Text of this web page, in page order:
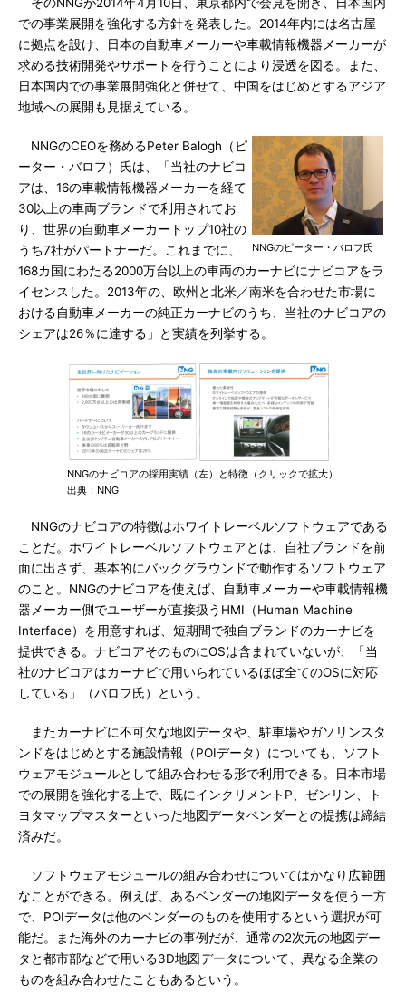
での事業展開を強化する方針を発表した。2014年内には名古屋
に拠点を設け、日本の自動車メーカーや車載情報機器メーカーが
求める技術開発やサポートを行うことにより浸透を図る。また、
日本国内での事業展開強化と併せて、中国をはじめとするアジア
地域への展開も見据えている。
NNGのピーター・バロフ氏
NNGのCEOを務めるPeter Balogh（ピ
ーター・バロフ）氏は、「当社のナビコ
アは、16の車載情報機器メーカーを経て
30以上の車両ブランドで利用されてお
り、世界の自動車メーカートップ10社の
うち7社がパートナーだ。これまでに、
168カ国にわたる2000万台以上の車両のカーナビにナビコアをラ
イセンスした。2013年の、欧州と北米／南米を合わせた市場に
おける自動車メーカーの純正カーナビのうち、当社のナビコアの
シェアは26％に達する」と実績を列挙する。
NNGのナビコアの採用実績（左）と特徴（クリックで拡大）
出典：NNG
NNGのナビコアの特徴はホワイトレーベルソフトウェアである
ことだ。ホワイトレーベルソフトウェアとは、自社ブランドを前
面に出さず、基本的にバックグラウンドで動作するソフトウェア
のこと。NNGのナビコアを使えば、自動車メーカーや車載情報機
器メーカー側でユーザーが直接扱うHMI（Human Machine
Interface）を用意すれば、短期間で独自ブランドのカーナビを
提供できる。ナビコアそのものにOSは含まれていないが、「当
社のナビコアはカーナビで用いられているほぼ全てのOSに対応
している」（バロフ氏）という。
またカーナビに不可欠な地図データや、駐車場やガソリンスタ
ンドをはじめとする施設情報（POIデータ）についても、ソフト
ウェアモジュールとして組み合わせる形で利用できる。日本市場
での展開を強化する上で、既にインクリメントP、ゼンリン、ト
ヨタマップマスターといった地図データベンダーとの提携は締結
済みだ。
ソフトウェアモジュールの組み合わせについてはかなり広範囲
なことができる。例えば、あるベンダーの地図データを使う一方
で、POIデータは他のベンダーのものを使用するという選択が可
能だ。また海外のカーナビの事例だが、通常の2次元の地図デー
タと都市部などで用いる3D地図データについて、異なる企業の
ものを組み合わせたこともあるという。